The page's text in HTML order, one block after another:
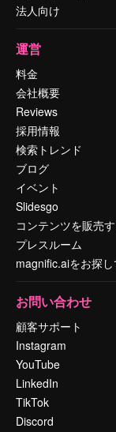
法人向け
運営
料金
会社概要
Reviews
採用情報
検索トレンド
ブログ
イベント
Slidesgo
コンテンツを販売
プレスルーム
magnific.aiをお探し
お問い合わせ
顧客サポート
Instagram
YouTube
LinkedIn
TikTok
Discord